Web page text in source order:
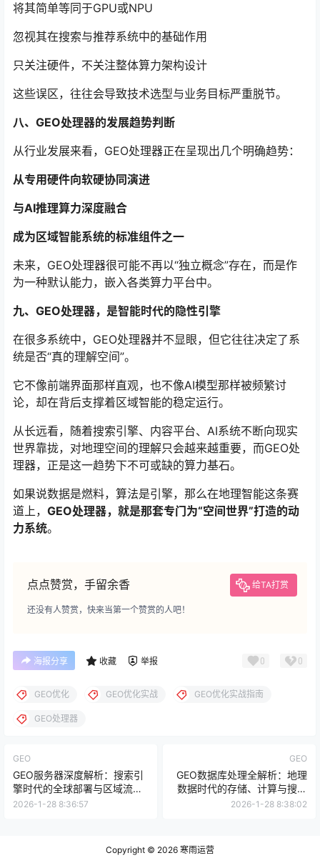
将其简单等同于GPU或NPU
忽视其在搜索与推荐系统中的基础作用
只关注硬件，不关注整体算力架构设计
这些误区，往往会导致技术选型与业务目标严重脱节。
八、GEO处理器的发展趋势判断
从行业发展来看，GEO处理器正在呈现出几个明确趋势：
从专用硬件向软硬协同演进
与AI推理算力深度融合
成为区域智能系统的标准组件之一
未来，GEO处理器很可能不再以“独立概念”存在，而是作
为一种默认能力，嵌入各类算力平台中。
九、GEO处理器，是智能时代的隐性引擎
在很多系统中，GEO处理器并不显眼，但它往往决定了系
统是否“真的理解空间”。
它不像前端界面那样直观，也不像AI模型那样被频繁讨
论，却在背后支撑着区域智能的稳定运行。
从长远看，随着搜索引擎、内容平台、AI系统不断向现实
世界靠拢，对地理空间的理解只会越来越重要，而GEO处
理器，正是这一趋势下不可或缺的算力基石。
如果说数据是燃料，算法是引擎，那么在地理智能这条赛
道上， GEO处理器，就是那套专门为“空间世界”打造的动
力系统。
点点赞赏，手留余香 给TA打赏
还没有人赞赏，快来当第一个赞赏的人吧！
海报分享 收藏 举报 0 0
GEO优化 GEO优化实战 GEO优化实战指南
GEO处理器
GEO
GEO服务器深度解析：搜索引
擎时代的全球部署与区域流量
基础设施
2026-1-28 8:36:57
GEO
GEO数据库处理全解析：地理
数据时代的存储、计算与搜索
价值体系
2026-1-28 8:38:02
Copyright © 2026 寒雨运营